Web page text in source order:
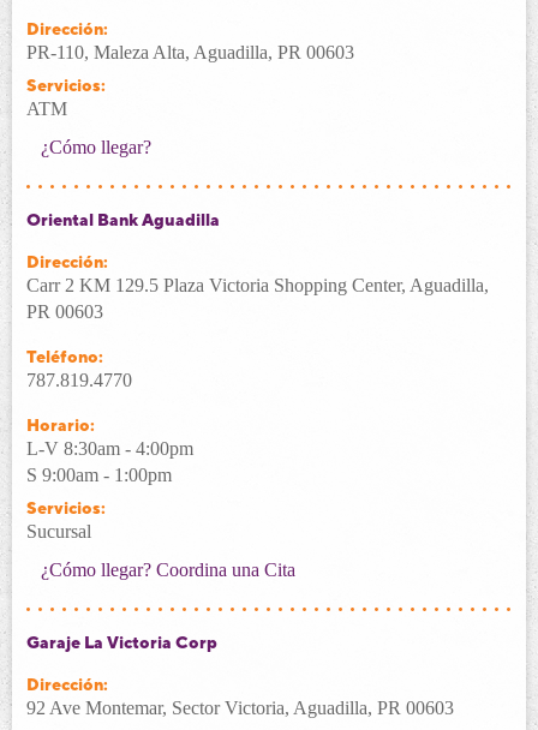
Dirección:
PR-110, Maleza Alta, Aguadilla, PR 00603
Servicios:
ATM
¿Cómo llegar?
Oriental Bank Aguadilla
Dirección:
Carr 2 KM 129.5 Plaza Victoria Shopping Center, Aguadilla,
PR 00603
Teléfono:
787.819.4770
Horario:
L-V 8:30am - 4:00pm
S 9:00am - 1:00pm
Servicios:
Sucursal
¿Cómo llegar? Coordina una Cita
Garaje La Victoria Corp
Dirección:
92 Ave Montemar, Sector Victoria, Aguadilla, PR 00603